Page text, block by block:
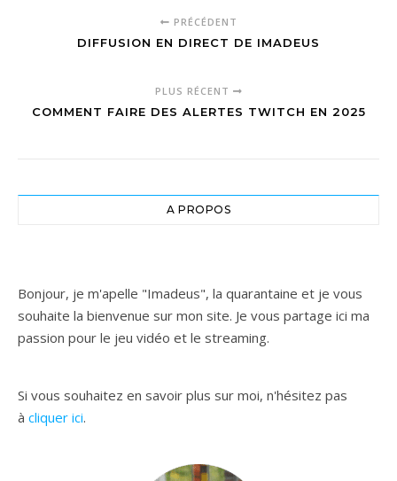
PRÉCÉDENT
DIFFUSION EN DIRECT DE IMADEUS
PLUS RÉCENT
COMMENT FAIRE DES ALERTES TWITCH EN 2025
A PROPOS
Bonjour, je m'apelle "Imadeus", la quarantaine et je vous
souhaite la bienvenue sur mon site. Je vous partage ici ma
passion pour le jeu vidéo et le streaming.
Si vous souhaitez en savoir plus sur moi, n'hésitez pas
à cliquer ici.